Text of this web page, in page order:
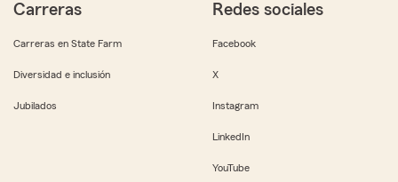
Carreras
Carreras en State Farm
Diversidad e inclusión
Jubilados
Redes sociales
Facebook
X
Instagram
LinkedIn
YouTube